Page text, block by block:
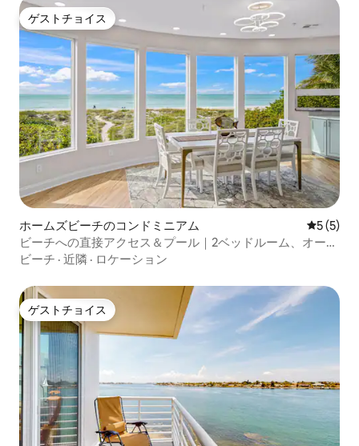
ゲストチョイス
ゲストチョイス
ホームズビーチのコンドミニアム レビュー
5 (5)
ビーチへの直接アクセス＆プール｜2ベッドルーム、オーシ
ャンビュー
ビーチ · 近隣 · ロケーション
ゲストチョイス
ゲストチョイス